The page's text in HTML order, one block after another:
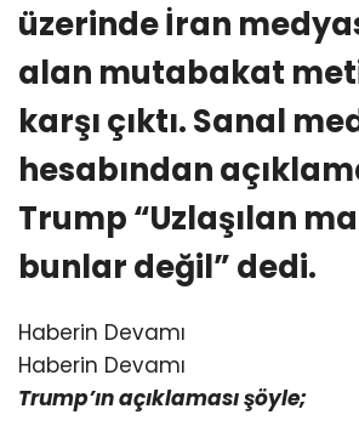
üzerinde İran
alan mutabakat
karşı çıktı. Sanal
hesabından
Trump “Uzlaşılan
bunlar değil” dedi.
Haberin Devamı
Haberin Devamı
Trump’ın açıklaması şöyle;